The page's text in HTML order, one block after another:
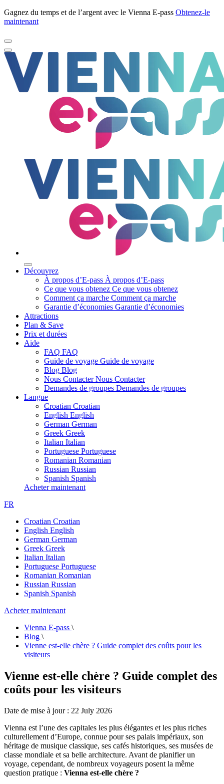
Gagnez du temps et de l’argent avec le Vienna E-pass Obtenez-le
maintenant
Découvrez
À propos d’E-pass À propos d’E-pass
Ce que vous obtenez Ce que vous obtenez
Comment ça marche Comment ça marche
Garantie d’économies Garantie d’économies
Attractions
Plan & Save
Prix et durées
Aide
FAQ FAQ
Guide de voyage Guide de voyage
Blog Blog
Nous Contacter Nous Contacter
Demandes de groupes Demandes de groupes
Langue
Croatian Croatian
English English
German German
Greek Greek
Italian Italian
Portuguese Portuguese
Romanian Romanian
Russian Russian
Spanish Spanish
Acheter maintenant
FR
Croatian Croatian
English English
German German
Greek Greek
Italian Italian
Portuguese Portuguese
Romanian Romanian
Russian Russian
Spanish Spanish
Acheter maintenant
Vienna E-pass \
Blog \
Vienne est-elle chère ? Guide complet des coûts pour les
visiteurs
Vienne est-elle chère ? Guide complet des
coûts pour les visiteurs
Date de mise à jour : 22 July 2026
Vienna est l’une des capitales les plus élégantes et les plus riches
culturellement d’Europe, connue pour ses palais impériaux, son
héritage de musique classique, ses cafés historiques, ses musées de
classe mondiale et sa belle architecture. Avant de planifier un
voyage, cependant, de nombreux voyageurs posent la même
question pratique : Vienna est-elle chère ?